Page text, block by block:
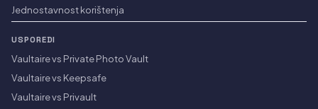
Jednostavnost korištenja
USPOREDI
Vaultaire vs Private Photo Vault
Vaultaire vs Keepsafe
Vaultaire vs Privault